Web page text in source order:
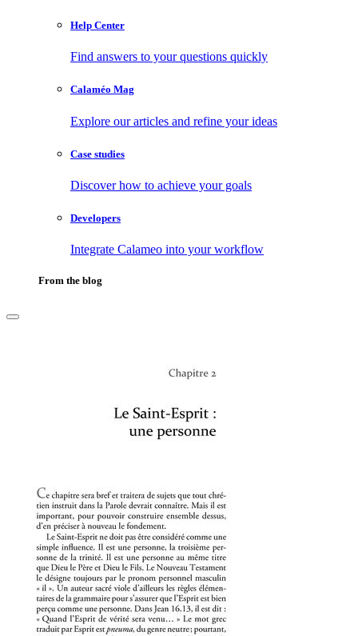
Help Center
Find answers to your questions quickly
Calaméo Mag
Explore our articles and refine your ideas
Case studies
Discover how to achieve your goals
Developers
Integrate Calameo into your workflow
From the blog